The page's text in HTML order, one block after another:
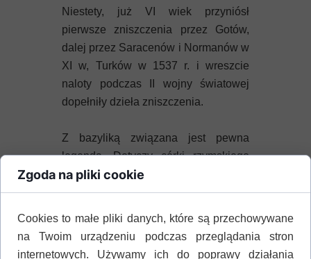
Niestety, już VI wiek przyniósł
pierwsze zniszczenia przez Gotów,
dalej przez Saracenów i Normanów w
XI w, Turków w 1537 r. i wreszcie
naloty podczas II wojny światowej
dopełniły dzieła zniszczenia.
Z bazyliką związana jest pewna
legenda. Dotyczy córki rzymskiego
gubernatora o imieniu Kerkyra, która
w wieku 70 lat została skazana na
przejść na chrześcijaństwo.
Zgoda na pliki cookie
Cookies to małe pliki danych, które są przechowywane
na Twoim urządzeniu podczas przeglądania stron
internetowych. Używamy ich do poprawy działania